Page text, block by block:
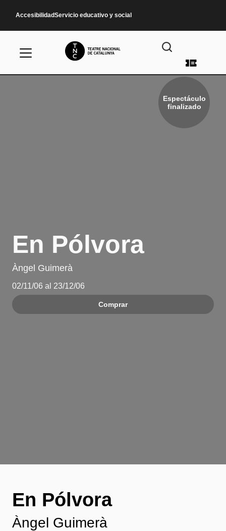
AccesibilidadServicio educativo y social
Menú
Espectáculo
finalizado
En Pólvora
Àngel Guimerà
02/11/06 al 23/12/06
Comprar
En Pólvora
Àngel Guimerà